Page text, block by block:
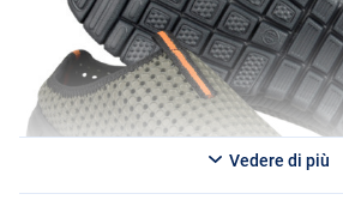
Vedere di più